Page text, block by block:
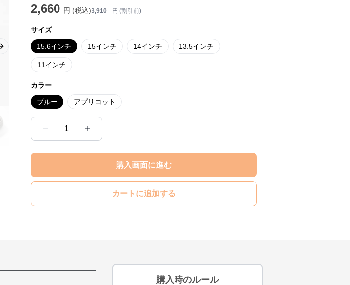
Next slide
2,660 円 (税込)3,910 円 (割引前)
サイズ
15.6インチ 15インチ 14インチ 13.5インチ
11インチ
カラー
ブルー アプリコット
1
購入画面に進む
カートに追加する
購入時のルール